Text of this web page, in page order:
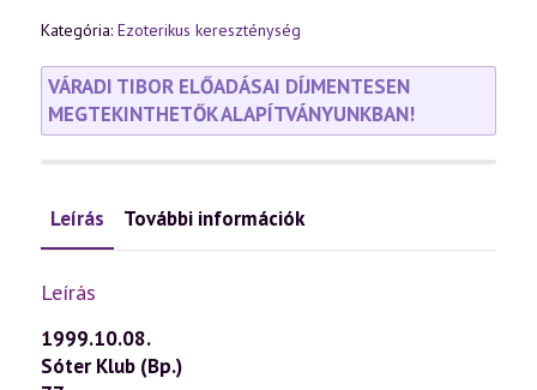
Kategória: Ezoterikus kereszténység
VÁRADI TIBOR ELŐADÁSAI DÍJMENTESEN
MEGTEKINTHETŐK ALAPÍTVÁNYUNKBAN!
Leírás További információk
Leírás
1999.10.08.
Sóter Klub (Bp.)